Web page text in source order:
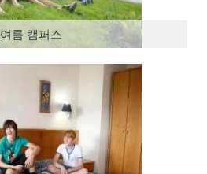
여름 캠퍼스